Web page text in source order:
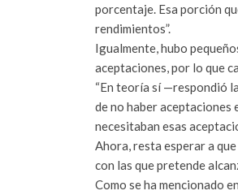
porcentaje. Esa porción
rendimientos”.
Igualmente, hubo
aceptaciones, por lo que
“En teoría sí —respondió
de no haber aceptaciones
necesitaban esas
Ahora, resta esperar a
con las que pretende
Como se ha mencionado